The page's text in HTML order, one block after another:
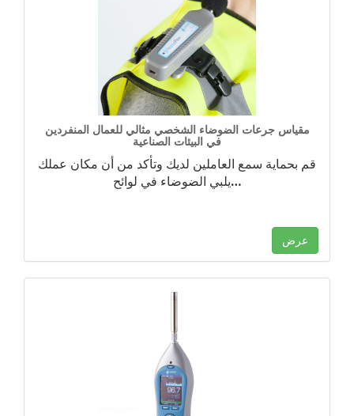
مقياس جرعات الضوضاء الشخصي مثالي للعمال المنفردين
في البيئات الصناعية
قم بحماية سمع العاملين لديك وتأكد من أن مكان عملك
يلبي الضوضاء في لوائح…
عرض